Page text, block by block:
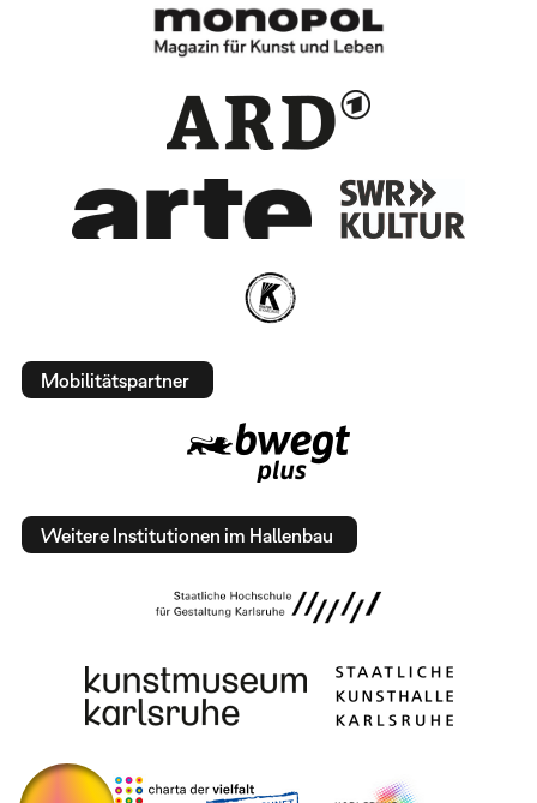
Mobilitätspartner
Weitere Institutionen im Hallenbau